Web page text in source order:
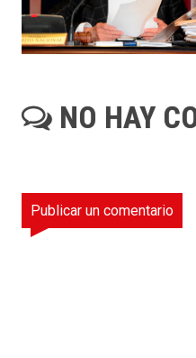
NO HAY
Publicar un comentario